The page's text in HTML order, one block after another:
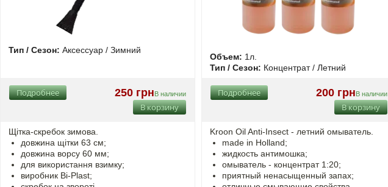
Тип / Сезон: Аксессуар / Зимний
250 грнВ наличии
Подробнее
В корзину
Щітка-скребок зимова.
довжина щітки 63 см;
довжина ворсу 60 мм;
для використання взимку;
виробник Bi-Plast;
Объем: 1л.
Тип / Сезон: Концентрат / Летний
200 грнВ наличии
Подробнее
В корзину
Kroon Oil Anti-Insect - летний омыватель.
made in Holland;
жидкость антимошка;
омыватель - концентрат 1:20;
приятный ненасыщенный запах;